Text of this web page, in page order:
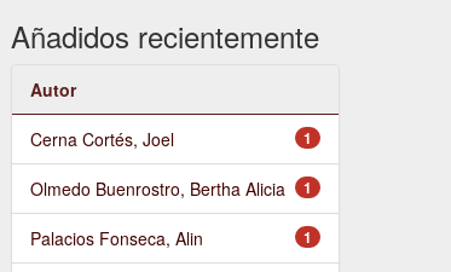
Añadidos recientemente
Autor
1
Cerna Cortés, Joel
1
Olmedo Buenrostro, Bertha Alicia
1
Palacios Fonseca, Alin